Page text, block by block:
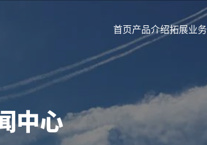
首页产品介绍拓展业务
中心